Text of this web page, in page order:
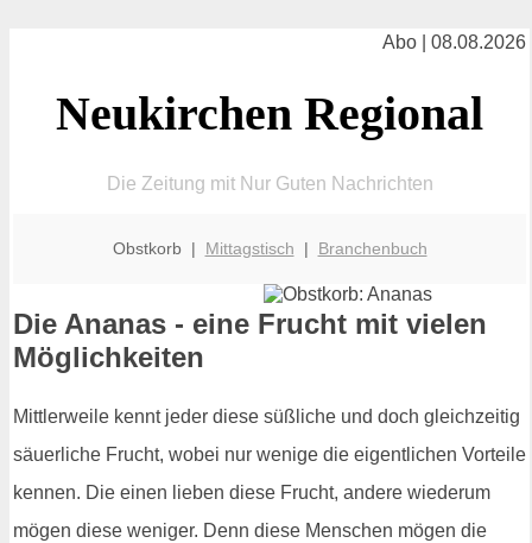
Abo | 08.08.2026
Neukirchen Regional
Die Zeitung mit Nur Guten Nachrichten
Obstkorb | Mittagstisch | Branchenbuch
Die Ananas - eine Frucht mit vielen
Möglichkeiten
Mittlerweile kennt jeder diese süßliche und doch gleichzeitig
säuerliche Frucht, wobei nur wenige die eigentlichen Vorteile
kennen. Die einen lieben diese Frucht, andere wiederum
mögen diese weniger. Denn diese Menschen mögen die